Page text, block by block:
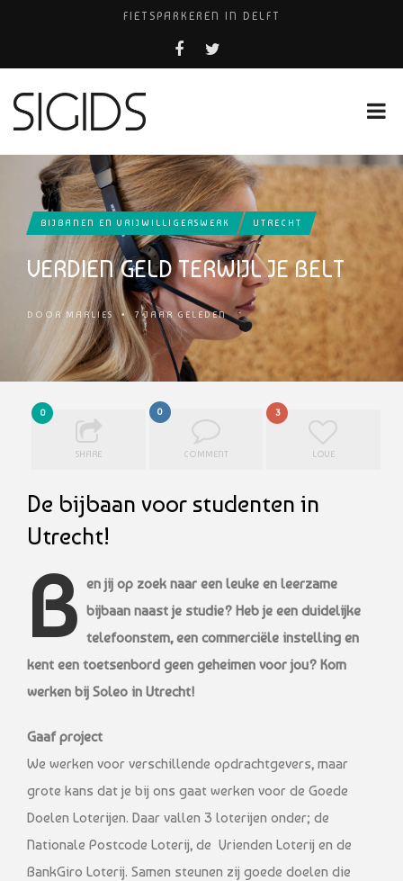
FIETSPARKEREN IN DELFT
PIZZERIA POMPEÏ ￼
BELEEF DE MAGIE VAN FILM BIJ KINEPOLIS
BIJBANEN EN VRIJWILLIGERSWERK UTRECHT
VERDIEN GELD TERWIJL JE BELT
DOOR MARLIES •7 JAAR GELEDEN
0
SHARE
0
COMMENT
3
LOVE
De bijbaan voor studenten in
Utrecht!
B en jij op zoek naar een leuke en leerzame
bijbaan naast je studie? Heb je een duidelijke
telefoonstem, een commerciële instelling en
kent een toetsenbord geen geheimen voor jou? Kom
werken bij Soleo in Utrecht!
Gaaf project
We werken voor verschillende opdrachtgevers, maar
grote kans dat je bij ons gaat werken voor de Goede
Doelen Loterijen. Daar vallen 3 loterijen onder; de
Nationale Postcode Loterij, de Vrienden Loterij en de
BankGiro Loterij. Samen steunen zij goede doelen die